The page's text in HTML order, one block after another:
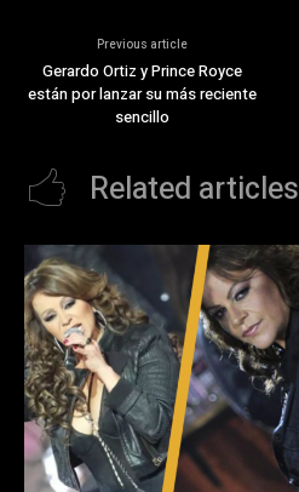
Previous article
Gerardo Ortiz y Prince Royce
están por lanzar su más reciente
sencillo
Related articles